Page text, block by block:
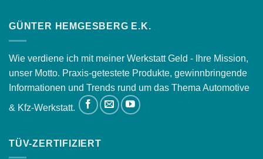
GÜNTER HEMGESBERG E.K.
Wie verdiene ich mit meiner Werkstatt Geld - Ihre Mission,
unser Motto. Praxis-getestete Produkte, gewinnbringende
Informationen und Trends rund um das Thema Automotive
& Kfz-Werkstatt.
TÜV-ZERTIFIZIERT